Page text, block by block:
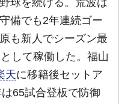
球を続ける。荒波は
備でも2年連続ゴー
も新人でシーズン最
して稼働した。福山
天に移籍後セットア
65試合登板で防御